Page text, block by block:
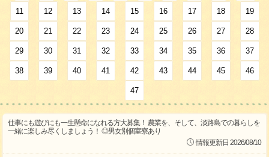
11 12 13 14 15 16 17 18 19
20 21 22 23 24 25 26 27 28
29 30 31 32 33 34 35 36 37
38 39 40 41 42 43 44 45 46
47
仕事にも遊びにも一生懸命になれる方大募集！ 農業を、そして、淡路島での暮らしを
一緒に楽しみ尽くしましょう！ ◎男女別個室寮あり
情報更新日 2026/08/10